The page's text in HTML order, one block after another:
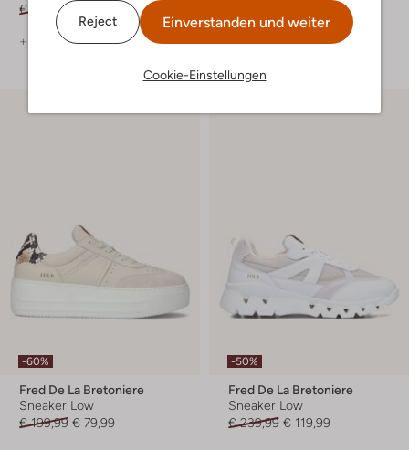
Reject Einverstanden und weiter
Cookie-Einstellungen
€ 239,99
+ mehr farben + mehr farben
-60%
Fred De La Bretoniere
Sneaker Low
€ 199,99 € 79,99
-50%
Fred De La Bretoniere
Sneaker Low
€ 239,99 € 119,99